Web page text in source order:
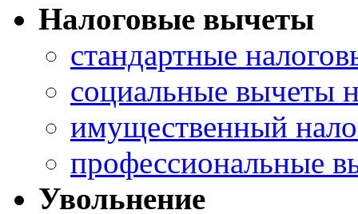
Налоговые вычеты
стандартные
социальные вычеты
имущественный
профессиональные
Увольнение